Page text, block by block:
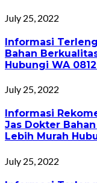
July 25, 2022
Informasi
Bahan
Hubungi WA
July 25, 2022
Informasi
Jas Dokter
Lebih Murah
July 25, 2022